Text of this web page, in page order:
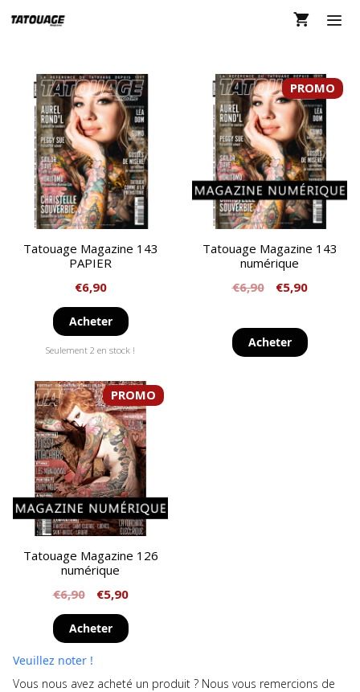
au
Tatouage Magazine 143
PAPIER
€6,90
Acheter
Seulement 2 en stock !
PROMO
Tatouage Magazine 143
numérique
€6,90 €5,90
Acheter
PROMO
Tatouage Magazine 126
numérique
€6,90 €5,90
Acheter
Veuillez noter !
Vous nous avez acheté un produit ? Nous vous remercions de